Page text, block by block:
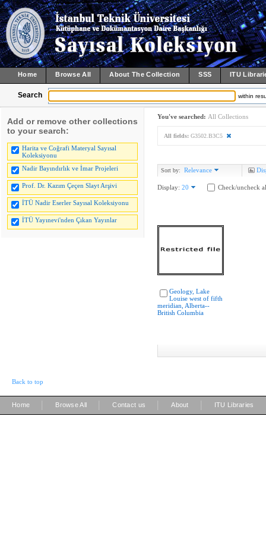
Home Browse All About The Collection SSS ITU
Search within
Add or remove other collections
to your search:
Harita ve Coğrafi Materyal Sayısal
Koleksiyonu
Nadir Bayındırlık ve İmar Projeleri
Prof. Dr. Kazım Çeçen Slayt Arşivi
İTÜ Nadir Eserler Sayısal Koleksiyonu
İTÜ Yayınevi'nden Çıkan Yayınlar
You've searched: All Collections
All fields: G3502.B3C5
Sort by: Relevance
Display: 20 Check/uncheck
Geology, Lake
Louise west of fifth
meridian, Alberta--
British Columbia
Back to top
Home Browse All Contact us About ITU Libraries